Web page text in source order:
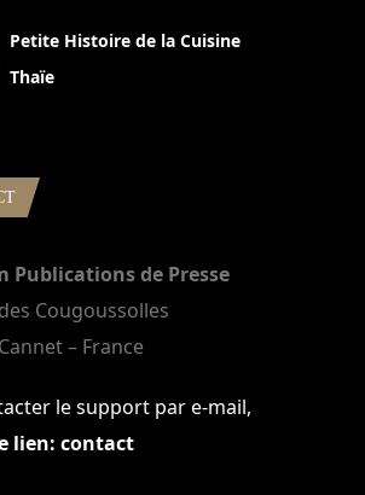
Petite Histoire de la Cuisine
Thaïe
Publications de Presse
Cougoussolles
– France
le support par e-mail,
lien: contact